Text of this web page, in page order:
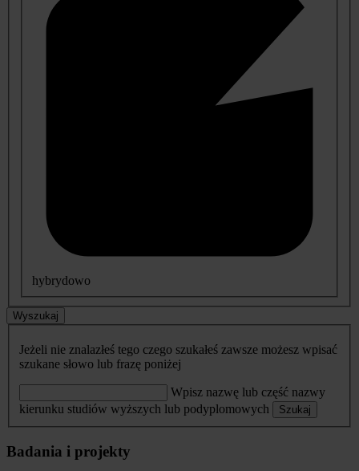
hybrydowo
Wyszukaj
Jeżeli nie znalazłeś tego czego szukałeś zawsze możesz wpisać
szukane słowo lub frazę poniżej
Wpisz nazwę lub część nazwy
kierunku studiów wyższych lub podyplomowych
Szukaj
Badania i projekty